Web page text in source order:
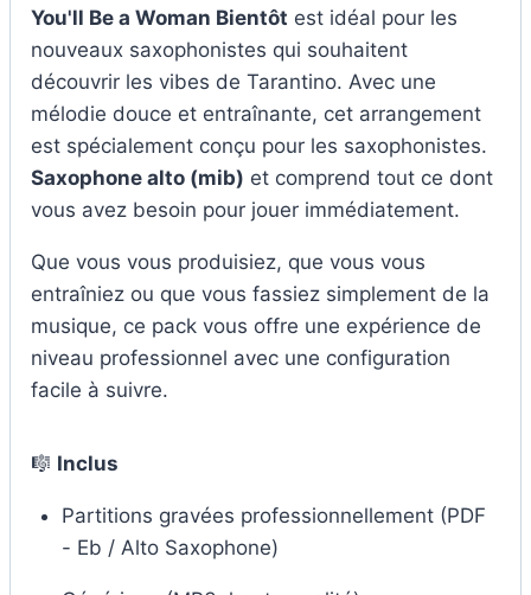
You'll Be a Woman Bientôt est idéal pour les
nouveaux saxophonistes qui souhaitent
découvrir les vibes de Tarantino. Avec une
mélodie douce et entraînante, cet arrangement
est spécialement conçu pour les saxophonistes.
Saxophone alto (mib) et comprend tout ce dont
vous avez besoin pour jouer immédiatement.
Que vous vous produisiez, que vous vous
entraîniez ou que vous fassiez simplement de la
musique, ce pack vous offre une expérience de
niveau professionnel avec une configuration
facile à suivre.
🎼 Inclus
Partitions gravées professionnellement (PDF
- Eb / Alto Saxophone)